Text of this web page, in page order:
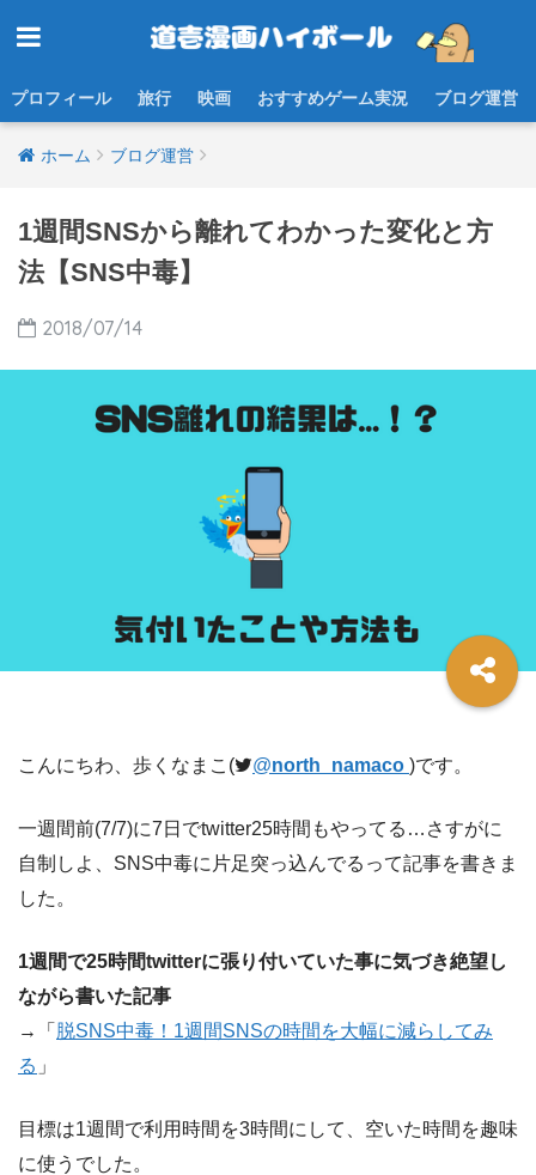
プロフィール 旅行 映画 おすすめゲーム実況 ブログ運営
ホーム ブログ運営
1週間SNSから離れてわかった変化と方
法【SNS中毒】
2018/07/14
こんにちわ、歩くなまこ( @north_namaco )です。
一週間前(7/7)に7日でtwitter25時間もやってる…さすがに
自制しよ、SNS中毒に片足突っ込んでるって記事を書きま
した。
1週間で25時間twitterに張り付いていた事に気づき絶望し
ながら書いた記事
→「 脱SNS中毒！1週間SNSの時間を大幅に減らしてみ
る 」
目標は1週間で利用時間を3時間にして、空いた時間を趣味
に使うでした。